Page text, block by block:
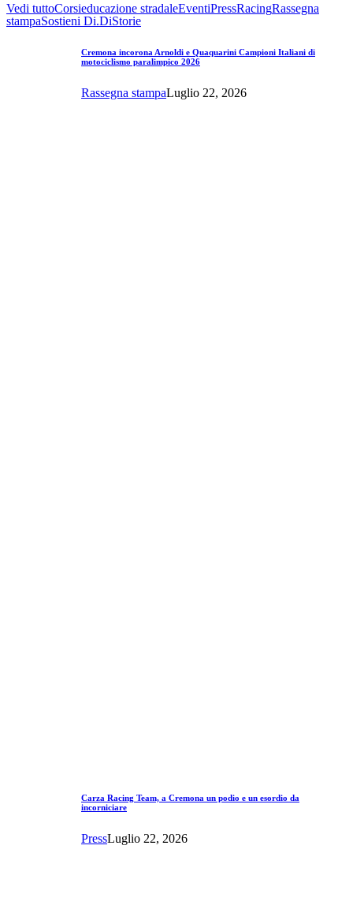
Vedi tuttoCorsieducazione stradaleEventiPressRacingRassegna
stampaSostieni Di.DiStorie
Cremona incorona Arnoldi e Quaquarini Campioni Italiani di
motociclismo paralimpico 2026
Rassegna stampaLuglio 22, 2026
Carza Racing Team, a Cremona un podio e un esordio da
incorniciare
PressLuglio 22, 2026